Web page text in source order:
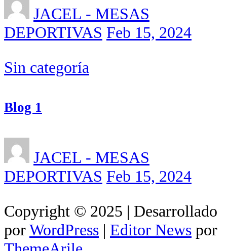
JACEL - MESAS
DEPORTIVAS Feb 15, 2024
Sin categoría
Blog 1
JACEL - MESAS
DEPORTIVAS Feb 15, 2024
Copyright © 2025 | Desarrollado
porWordPress | Editor News por